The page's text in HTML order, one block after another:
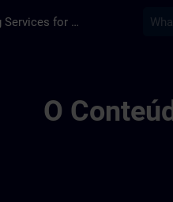
Training Services for Digital Industries
O